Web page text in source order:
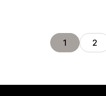
1 2